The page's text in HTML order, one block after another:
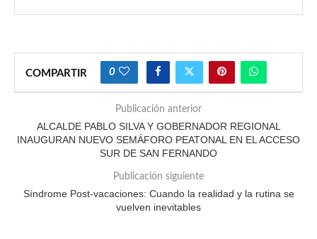
COMPARTIR 0
Publicación anterior
ALCALDE PABLO SILVA Y GOBERNADOR REGIONAL
INAUGURAN NUEVO SEMÁFORO PEATONAL EN EL ACCESO
SUR DE SAN FERNANDO
Publicación siguiente
Síndrome Post-vacaciones: Cuando la realidad y la rutina se
vuelven inevitables